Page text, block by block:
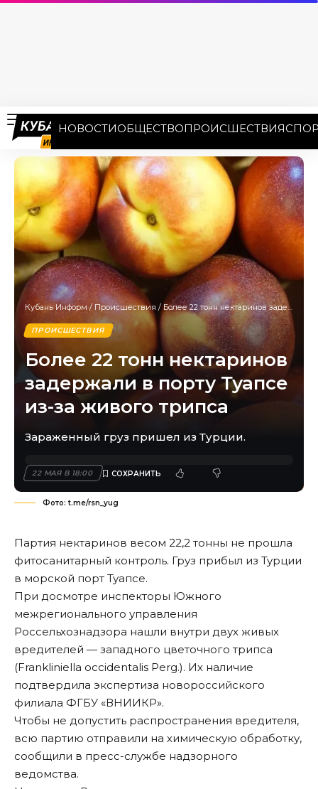
НОВОСТИОБЩЕСТВОПРОИСШЕСТВИЯ
Кубань Информ / Происшествия /Более 22 тонн нектаринов задержали в порту Туапсе из-за живого трипса
ПРОИСШЕСТВИЯ
Более 22 тонн нектаринов
задержали в порту Туапсе
из-за живого трипса
Зараженный груз пришел из Турции.
22 МАЯ В 18:00
Фото: t.me/rsn_yug
Партия нектаринов весом 22,2 тонны не прошла
фитосанитарный контроль. Груз прибыл из Турции
в морской порт Туапсе.
При досмотре инспекторы Южного
межрегионального управления
Россельхознадзора нашли внутри двух живых
вредителей — западного цветочного трипса
(Frankliniella occidentalis Perg.). Их наличие
подтвердила экспертиза новороссийского
филиала ФГБУ «ВНИИКР».
Чтобы не допустить распространения вредителя,
всю партию отправили на химическую обработку,
сообщили в пресс-службе надзорного
ведомства.